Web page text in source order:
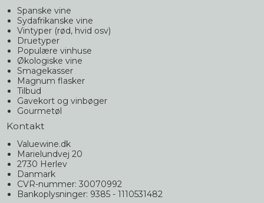
Spanske vine
Sydafrikanske vine
Vintyper (rød, hvid osv)
Druetyper
Populære vinhuse
Økologiske vine
Smagekasser
Magnum flasker
Tilbud
Gavekort og vinbøger
Gourmetøl
Kontakt
Valuewine.dk
Marielundvej 20
2730 Herlev
Danmark
CVR-nummer: 30070992
Bankoplysninger: 9385 - 1110531482